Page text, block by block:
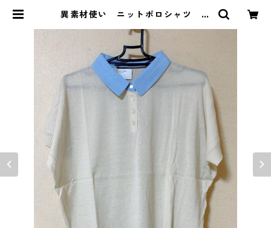
異素材使い ニットポロシャツ Ｌ
UCK PRODUCE